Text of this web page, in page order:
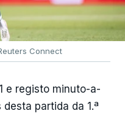
Connect
e registo minuto-a-
partida da 1.ª